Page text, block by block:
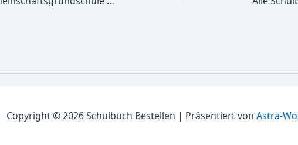
Copyright © 2026 Schulbuch Bestellen | Präsentiert von Astra-